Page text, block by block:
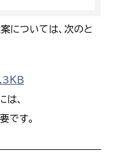
については、次のと
ＫＢ
、
です。